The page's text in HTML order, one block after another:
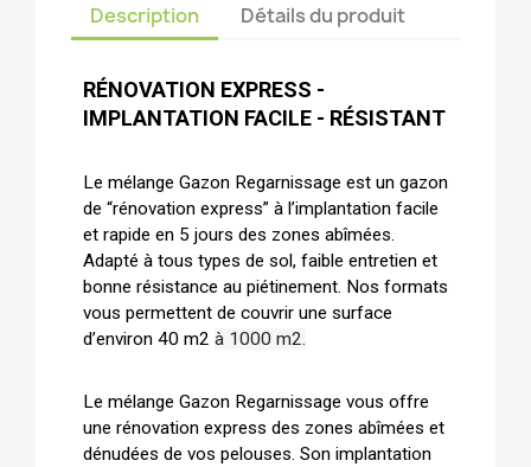
Description Détails du produit
RÉNOVATION EXPRESS -
IMPLANTATION FACILE - RÉSISTANT
Le mélange Gazon Regarnissage est un gazon
de “rénovation express” à l’implantation facile
et rapide en 5 jours des zones abîmées.
Adapté à tous types de sol, faible entretien et
bonne résistance au piétinement. Nos formats
vous permettent de couvrir une surface
d’environ 40 m2 à 1000 m2.
Le mélange Gazon Regarnissage vous offre
une rénovation express des zones abîmées et
dénudées de vos pelouses. Son implantation